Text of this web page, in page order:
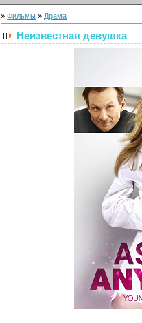
» Фильмы » Драма
Неизвестная девушка